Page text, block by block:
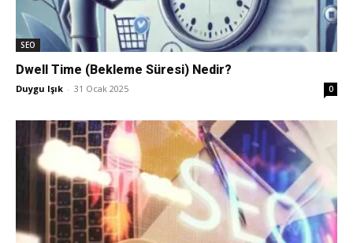
ve
–
SEO,
SEO
Dwell Time (Bekleme Süresi) Nedir?
Duygu Işık - 31 Ocak 2025 0